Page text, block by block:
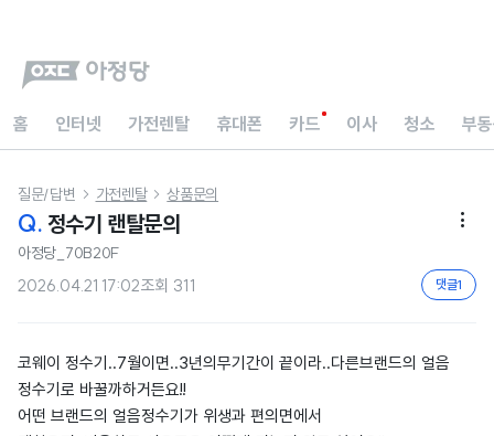
홈 인터넷 가전렌탈 휴대폰 카드 이사 청소 부
질문/답변  가전렌탈  상품문의
Q. 정수기 랜탈문의 
아정당_70B20F
2026.04.21 17:02조회 311 댓글1
코웨이 정수기..7월이면..3년의무기간이 끝이라..다른브랜드의 얼음
정수기로 바꿀까하거든요!!
어떤 브랜드의 얼음정수기가 위생과 편의면에서